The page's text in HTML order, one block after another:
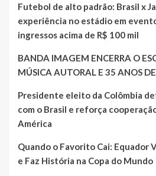
Futebol de alto padrão: Brasil x
experiência no estádio em
ingressos acima de R$ 100 mil
BANDA IMAGEM ENCERRA O
MÚSICA AUTORAL E 35 ANOS
Presidente eleito da Colômbia
com o Brasil e reforça
América
Quando o Favorito Cai: Equador
e Faz História na Copa do Mundo